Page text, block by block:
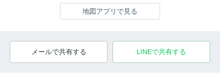
地図アプリで見る
メールで共有する LINEで共有する